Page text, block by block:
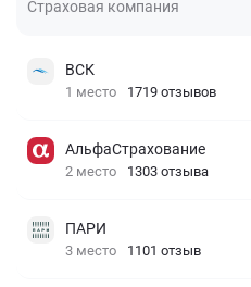
Страховая компания
ВСК
1 место 1719 отзывов
АльфаСтрахование
2 место 1303 отзыва
ПАРИ
3 место 1101 отзыв